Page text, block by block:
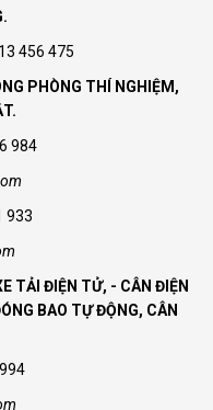
456 475
PHÒNG THÍ NGHIỆM,
984
933
TẢI ĐIỆN TỬ, - CÂN ĐIỆN
BAO TỰ ĐỘNG, CÂN